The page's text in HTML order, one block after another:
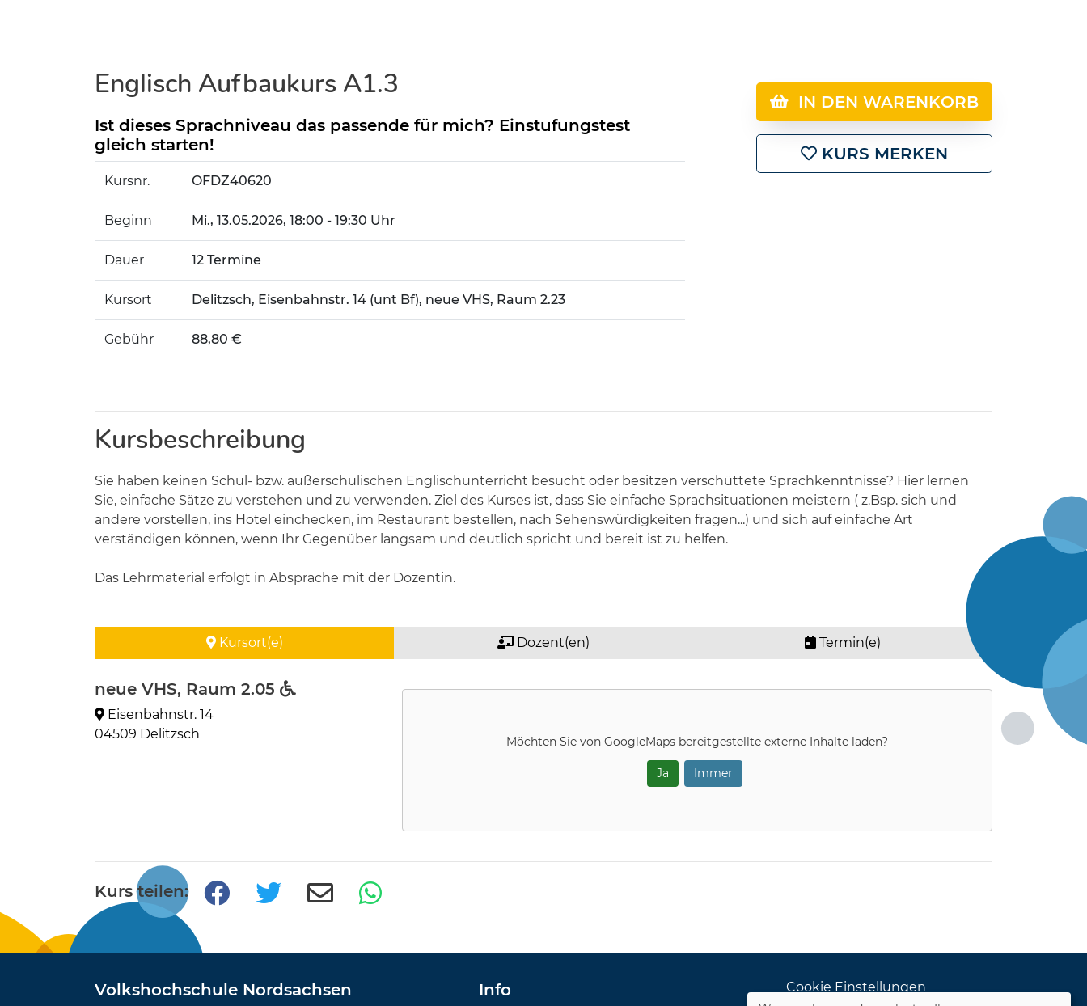
Englisch Aufbaukurs A1.3
Ist dieses Sprachniveau das passende für mich? Einstufungstest
gleich starten!
Kursnr. OFDZ40620
Beginn Mi., 13.05.2026, 18:00 - 19:30 Uhr
Dauer 12 Termine
Kursort Delitzsch, Eisenbahnstr. 14 (unt Bf), neue VHS, Raum 2.23
Gebühr 88,80 €
IN DEN WARENKORB
KURS MERKEN
Kursbeschreibung
Sie haben keinen Schul- bzw. außerschulischen Englischunterricht besucht oder besitzen verschüttete Sprachkenntnisse? Hier lernen
Sie, einfache Sätze zu verstehen und zu verwenden. Ziel des Kurses ist, dass Sie einfache Sprachsituationen meistern ( z.Bsp. sich und
andere vorstellen, ins Hotel einchecken, im Restaurant bestellen, nach Sehenswürdigkeiten fragen...) und sich auf einfache Art
verständigen können, wenn Ihr Gegenüber langsam und deutlich spricht und bereit ist zu helfen.
Das Lehrmaterial erfolgt in Absprache mit der Dozentin.
Kursort(e) Dozent(en) Termin(e)
neue VHS, Raum 2.05
Eisenbahnstr. 14
04509 Delitzsch
Möchten Sie von GoogleMaps bereitgestellte externe Inhalte laden?
Ja Immer
Kurs teilen:
Volkshochschule Nordsachsen Info Cookie Einstellungen